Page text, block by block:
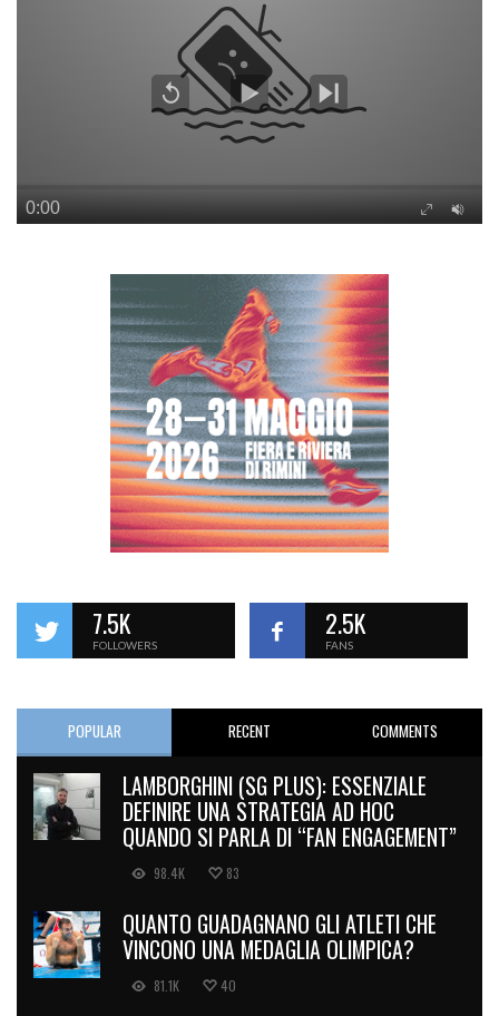
7.5K
FOLLOWERS
2.5K
FANS
POPULAR RECENT COMMENTS
LAMBORGHINI (SG PLUS): ESSENZIALE
DEFINIRE UNA STRATEGIA AD HOC
QUANDO SI PARLA DI “FAN ENGAGEMENT”
98.4K 83
QUANTO GUADAGNANO GLI ATLETI CHE
VINCONO UNA MEDAGLIA OLIMPICA?
81.1K 40